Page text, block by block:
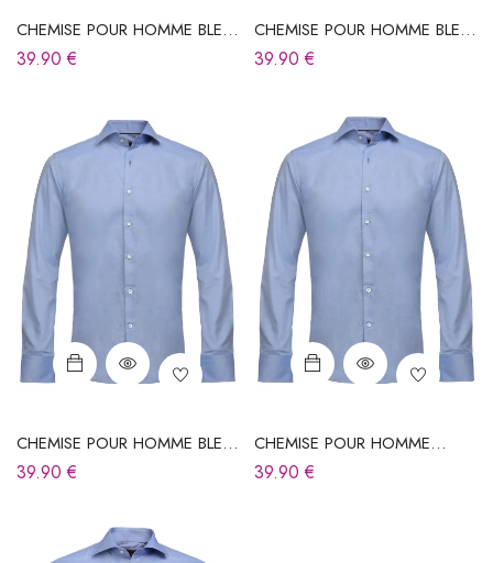
CHEMISE POUR HOMME BLEU
CIEL
39.90€
CHEMISE POUR HOMME BLEU
CIEL
39.90€
CHEMISE POUR HOMME BLEU
CIEL
39.90€
CHEMISE POUR HOMME
BLEUE
39.90€